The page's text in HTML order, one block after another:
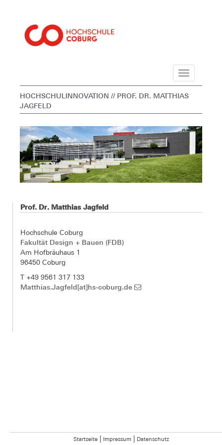
Navigation
HOCHSCHULINNOVATION // PROF. DR. MATTHIAS
JAGFELD
Prof. Dr. Matthias Jagfeld
Hochschule Coburg
Fakultät Design + Bauen (FDB)
Am Hofbräuhaus 1
96450 Coburg
T +49 9561 317 133
Matthias.Jagfeld[at]hs-coburg.de
Startseite| Impressum| Datenschutz